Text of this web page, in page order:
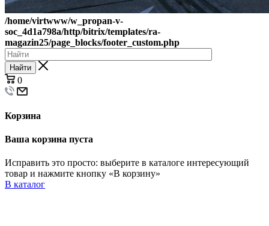
/home/virtwww/w_propan-v-
soc_4d1a798a/http/bitrix/templates/ra-
magazin25/page_blocks/footer_custom.php
Найти
0
Корзина
Ваша корзина пуста
Исправить это просто: выберите в каталоге интересующий
товар и нажмите кнопку «В корзину»
В каталог